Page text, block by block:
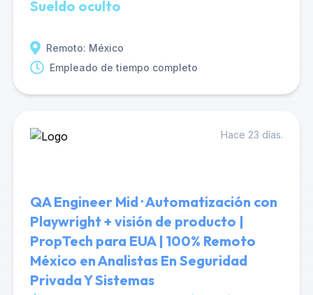
Sueldo oculto
Remoto: México
Empleado de tiempo completo
Hace 23 días.
QA Engineer Mid · Automatización con
Playwright + visión de producto |
PropTech para EUA | 100% Remoto
México en Analistas En Seguridad
Privada Y Sistemas